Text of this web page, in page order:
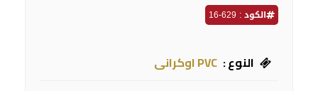
الكود : 629-16
النوع : PVC اوكرانى